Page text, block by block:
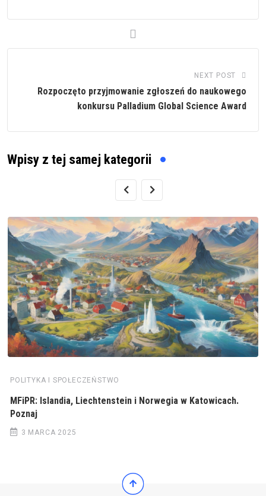
NEXT POST
Rozpoczęto przyjmowanie zgłoszeń do naukowego
konkursu Palladium Global Science Award
Wpisy z tej samej kategorii
POLITYKA I SPOŁECZEŃSTWO
MFiPR: Islandia, Liechtenstein i Norwegia w Katowicach.
Poznaj
3 MARCA 2025